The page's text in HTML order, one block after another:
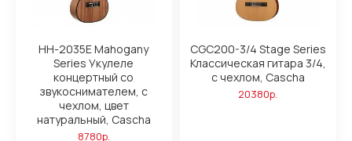
HH-2035E Mahogany
Series Укулеле
концертный со
звукоснимателем, с
чехлом, цвет
натуральный, Cascha
8780р.
CGC200-3/4 Stage Series
Классическая гитара 3/4,
с чехлом, Cascha
20380р.